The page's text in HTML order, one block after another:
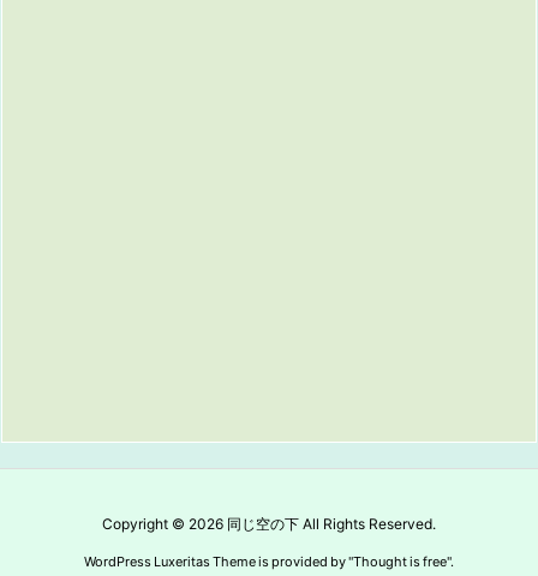
Copyright © 2026 同じ空の下 All Rights Reserved.
WordPress Luxeritas Theme is provided by "Thought is free".